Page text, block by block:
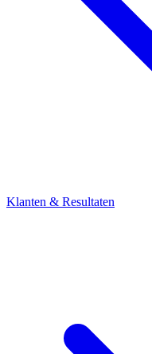
Klanten & Resultaten